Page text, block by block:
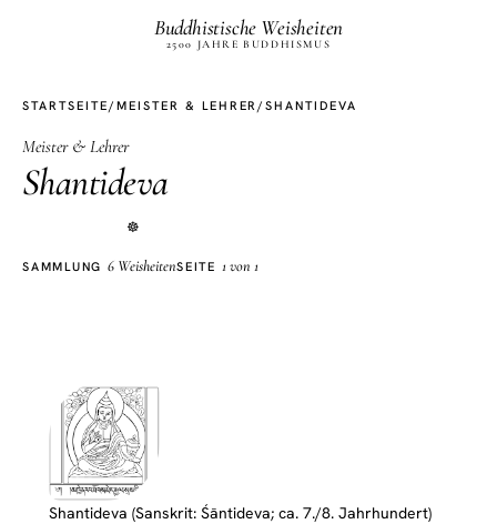
Buddhistische Weisheiten
2500 JAHRE BUDDHISMUS
STARTSEITE/ MEISTER & LEHRER/SHANTIDEVA
Meister & Lehrer
Shantideva
☸
SAMMLUNG 6 WeisheitenSEITE 1 von 1
Shantideva (Sanskrit: Śāntideva; ca. 7./8. Jahrhundert)